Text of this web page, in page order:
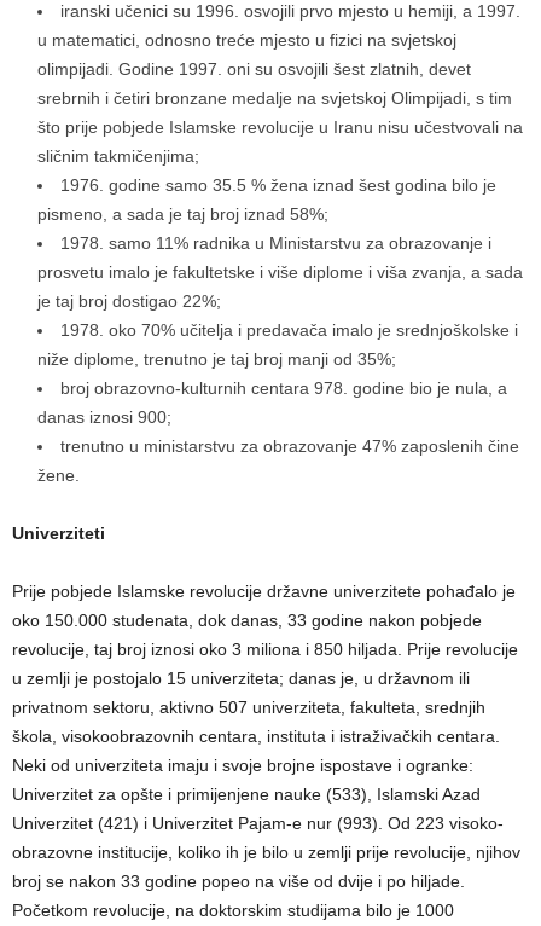
iranski učenici su 1996. osvojili prvo mjesto u hemiji, a 1997.
u matematici, odnosno treće mjesto u fizici na svjetskoj
olimpijadi. Godine 1997. oni su osvojili šest zlatnih, devet
srebrnih i četiri bronzane medalje na svjetskoj Olimpijadi, s tim
što prije pobjede Islamske revolucije u Iranu nisu učestvovali na
sličnim takmičenjima;
1976. godine samo 35.5 % žena iznad šest godina bilo je
pismeno, a sada je taj broj iznad 58%;
1978. samo 11% radnika u Ministarstvu za obrazovanje i
prosvetu imalo je fakultetske i više diplome i viša zvanja, a sada
je taj broj dostigao 22%;
1978. oko 70% učitelja i predavača imalo je srednjoškolske i
niže diplome, trenutno je taj broj manji od 35%;
broj obrazovno-kulturnih centara 978. godine bio je nula, a
danas iznosi 900;
trenutno u ministarstvu za obrazovanje 47% zaposlenih čine
žene.
Univerziteti
Prije pobjede Islamske revolucije državne univerzitete pohađalo je
oko 150.000 studenata, dok danas, 33 godine nakon pobjede
revolucije, taj broj iznosi oko 3 miliona i 850 hiljada. Prije revolucije
u zemlji je postojalo 15 univerziteta; danas je, u državnom ili
privatnom sektoru, aktivno 507 univerziteta, fakulteta, srednjih
škola, visokoobrazovnih centara, instituta i istraživačkih centara.
Neki od univerziteta imaju i svoje brojne ispostave i ogranke:
Univerzitet za opšte i primijenjene nauke (533), Islamski Azad
Univerzitet (421) i Univerzitet Pajam-e nur (993). Od 223 visoko-
obrazovne institucije, koliko ih je bilo u zemlji prije revolucije, njihov
broj se nakon 33 godine popeo na više od dvije i po hiljade.
Početkom revolucije, na doktorskim studijama bilo je 1000